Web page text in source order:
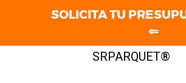
SRPARQUET®
SOLICITA TU
⇐